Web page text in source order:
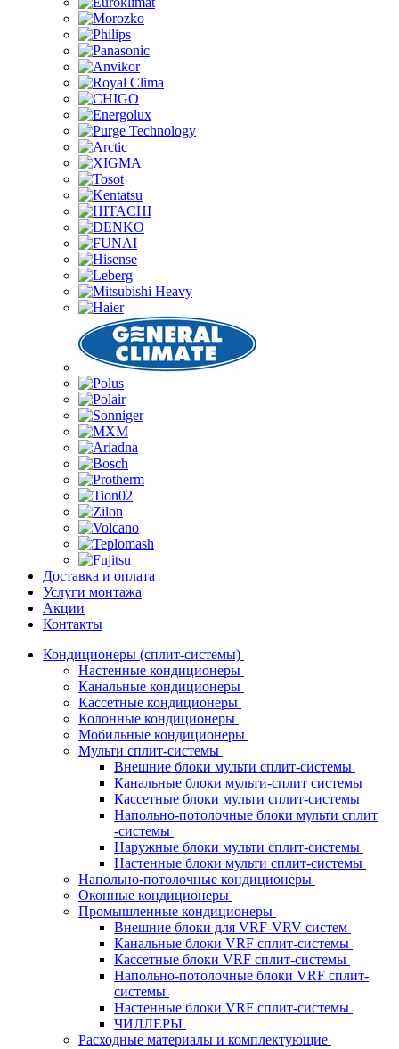
Доставка и оплата
Услуги монтажа
Акции
Контакты
Кондиционеры (сплит-системы)
Настенные кондиционеры
Канальные кондиционеры
Кассетные кондиционеры
Колонные кондиционеры
Мобильные кондиционеры
Мульти сплит-системы
Внешние блоки мульти сплит-системы
Канальные блоки мульти-сплит системы
Кассетные блоки мульти сплит-системы
Напольно-потолочные блоки мульти сплит
-системы
Наружные блоки мульти сплит-системы
Настенные блоки мульти сплит-системы
Напольно-потолочные кондиционеры
Оконные кондиционеры
Промышленные кондиционеры
Внешние блоки для VRF-VRV систем
Канальные блоки VRF сплит-системы
Кассетные блоки VRF сплит-системы
Напольно-потолочные блоки VRF сплит-
системы
Настенные блоки VRF сплит-системы
ЧИЛЛЕРЫ
Расходные материалы и комплектующие